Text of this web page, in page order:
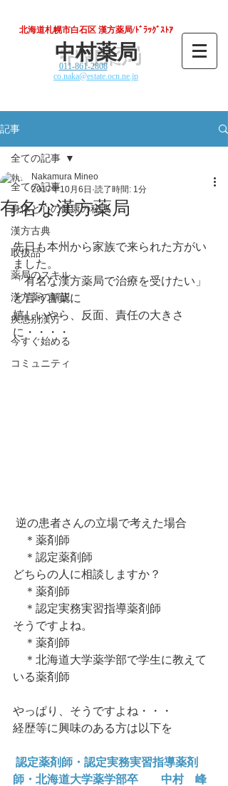
北海道札幌市白石区 漢方薬局/ﾄﾞﾗｯｸﾞｽﾄｱ
中村薬局
011-861-2808
co.naka@estate.ocn.ne.jp
記事
全ての記事
身体と心の健康の秘訣
漢方古典
取扱品
薬局のスキル
漢方薬の解説
疾患別漢方
今すぐ始める
コミュニティ
全ての記事
有名な漢方薬局
Nakamura Mineo
2017年10月6日 読了時間: 1分
先日も本州から家族で来られた方がい
ました。
「有名な漢方薬局で治療を受けたい」
と言う言葉に
嬉しいやら、反面、責任の大きさ
に・・・・
逆の患者さんの立場で考えた場合
＊薬剤師
＊認定薬剤師
どちらの人に相談しますか？
＊薬剤師
＊認定実務実習指導薬剤師
そうですよね。
＊薬剤師
＊北海道大学薬学部で学生に教えて
いる薬剤師
やっぱり、そうですよね・・・
経歴等に興味のある方は以下を
認定薬剤師・認定実務実習指導薬剤
師・北海道大学薬学部卒　　中村　峰